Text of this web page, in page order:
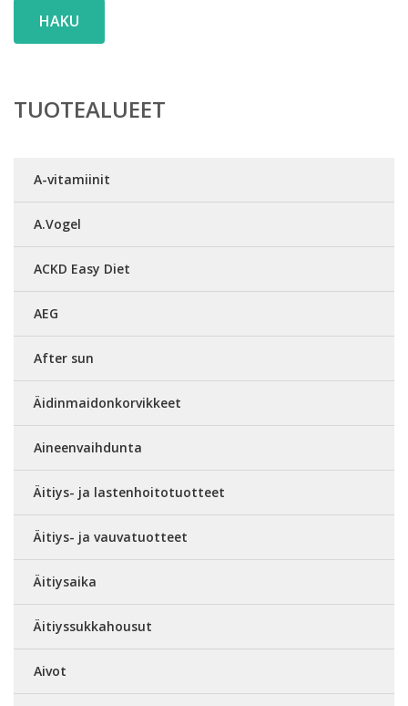
HAKU
TUOTEALUEET
A-vitamiinit
A.Vogel
ACKD Easy Diet
AEG
After sun
Äidinmaidonkorvikkeet
Aineenvaihdunta
Äitiys- ja lastenhoitotuotteet
Äitiys- ja vauvatuotteet
Äitiysaika
Äitiyssukkahousut
Aivot